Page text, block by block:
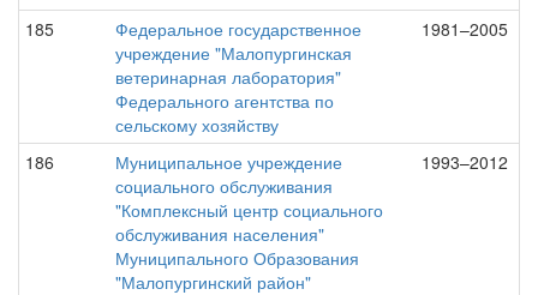
185
Федеральное государственное
учреждение "Малопургинская
ветеринарная лаборатория"
Федерального агентства по
сельскому хозяйству
1981–2005
186
Муниципальное учреждение
социального обслуживания
"Комплексный центр социального
обслуживания населения"
Муниципального Образования
"Малопургинский район"
1993–2012